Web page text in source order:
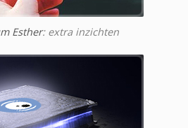
Esther: extra inzichten